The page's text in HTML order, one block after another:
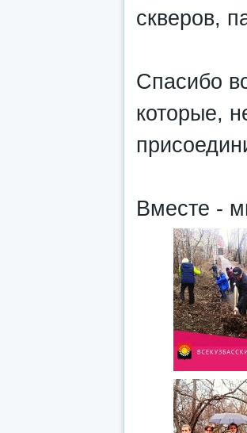
скверов,
Спасибо
которые,
Вместе -